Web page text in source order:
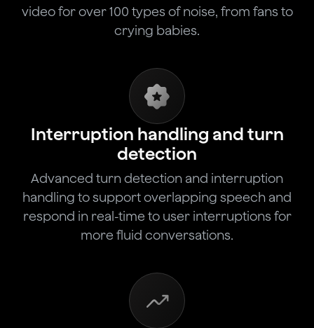
video for over 100 types of noise, from fans to
crying babies.
Interruption handling and turn
detection
Advanced turn detection and interruption
handling to support overlapping speech and
respond in real-time to user interruptions for
more fluid conversations.